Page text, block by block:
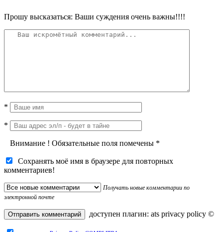
Прошу высказаться: Ваши суждения очень важны!!!!
*
*
Внимание ! Обязательные поля помечены *
Сохранять моё имя в браузере для повторных
комментариев!
Получать новые комментарии по
электронной почте
доступен плагин: ats privacy policy ©